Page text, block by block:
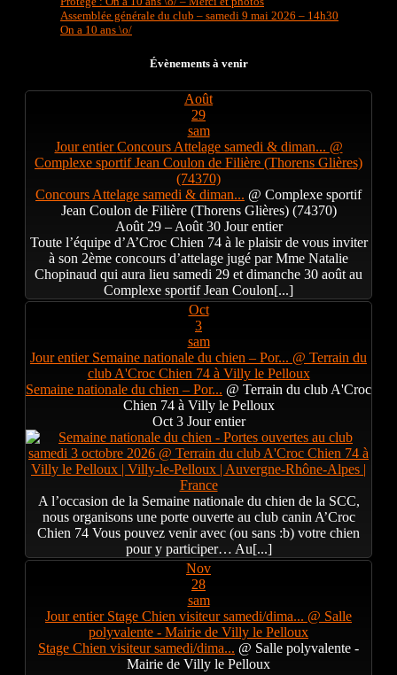
Assemblée générale du club – samedi 9 mai 2026 – 14h30
On a 10 ans \o/
Évènements à venir
Août
29
sam
Jour entierConcours Attelage samedi & diman... @
Complexe sportif Jean Coulon de Filière (Thorens Glières)
(74370)
Concours Attelage samedi & diman... @ Complexe sportif
Jean Coulon de Filière (Thorens Glières) (74370)
Août 29 – Août 30 Jour entier
Toute l’équipe d’A’Croc Chien 74 à le plaisir de vous inviter
à son 2ème concours d’attelage jugé par Mme Natalie
Chopinaud qui aura lieu samedi 29 et dimanche 30 août au
Complexe sportif Jean Coulon[...]
Oct
3
sam
Jour entier Semaine nationale du chien – Por... @ Terrain du
club A'Croc Chien 74 à Villy le Pelloux
Semaine nationale du chien – Por... @ Terrain du club A'Croc
Chien 74 à Villy le Pelloux
Oct 3 Jour entier
A l’occasion de la Semaine nationale du chien de la SCC,
nous organisons une porte ouverte au club canin A’Croc
Chien 74 Vous pouvez venir avec (ou sans :b) votre chien
pour y participer… Au[...]
Nov
28
sam
Jour entier Stage Chien visiteur samedi/dima... @ Salle
polyvalente - Mairie de Villy le Pelloux
Stage Chien visiteur samedi/dima... @ Salle polyvalente -
Mairie de Villy le Pelloux